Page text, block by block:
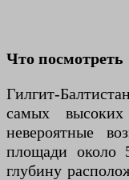
Что посмотреть
Гилгит-
самых
невероятные
площади
глубину